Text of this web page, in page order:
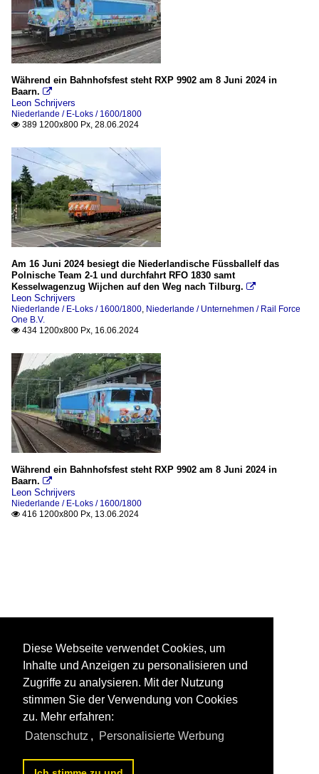
Während ein Bahnhofsfest steht RXP 9902 am 8 Juni 2024 in
Baarn. 
Leon Schrijvers
Niederlande / E-Loks / 1600/1800
 389 1200x800 Px, 28.06.2024
Am 16 Juni 2024 besiegt die Niederlandische Füssballelf das
Polnische Team 2-1 und durchfahrt RFO 1830 samt
Kesselwagenzug Wijchen auf den Weg nach Tilburg. 
Leon Schrijvers
Niederlande / E-Loks / 1600/1800, Niederlande / Unternehmen / Rail Force
One B.V.
 434 1200x800 Px, 16.06.2024
Während ein Bahnhofsfest steht RXP 9902 am 8 Juni 2024 in
Baarn. 
Leon Schrijvers
Niederlande / E-Loks / 1600/1800
 416 1200x800 Px, 13.06.2024
Diese Webseite verwendet Cookies, um
Inhalte und Anzeigen zu personalisieren und
Zugriffe zu analysieren. Mit der Nutzung
stimmen Sie der Verwendung von Cookies
zu. Mehr erfahren:
Datenschutz , Personalisierte Werbung